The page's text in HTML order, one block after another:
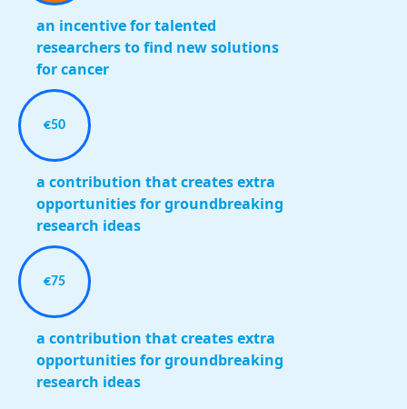
an incentive for talented
researchers to find new solutions
for cancer
€50
a contribution that creates extra
opportunities for groundbreaking
research ideas
€75
a contribution that creates extra
opportunities for groundbreaking
research ideas